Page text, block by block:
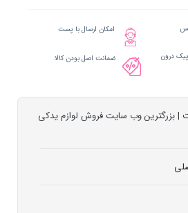
امکان ارسال با پست
پیک درون
ضمانت اصل بودن کالا
| بزرگترین وب سایت فروش لوازم یدکی